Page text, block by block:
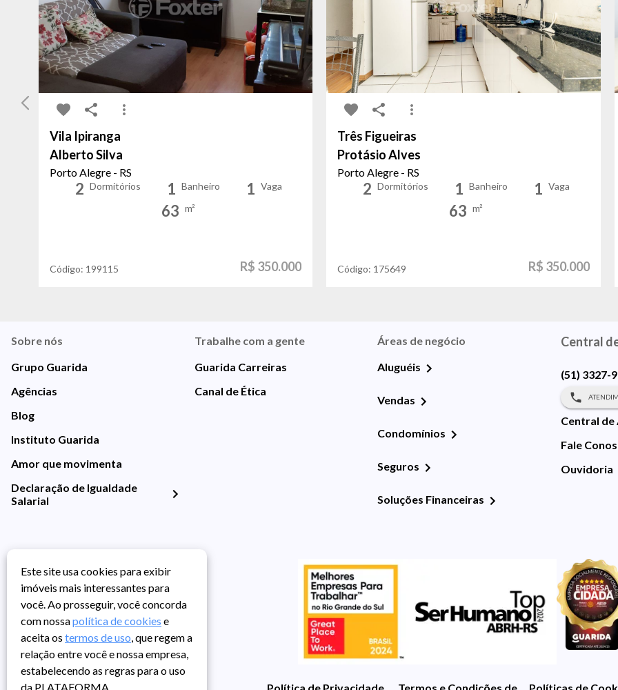
Vila Ipiranga
Alberto Silva
Porto Alegre - RS
2 Dormitórios 1 Banheiro 1 Vaga
63 m²
Código: 199115 R$ 350.000
Três Figueiras
Protásio Alves
Porto Alegre - RS
2 Dormitórios 1 Banheiro 1 Vaga
63 m²
Código: 175649 R$ 350.000
Sobre nós
Grupo Guarida
Agências
Blog
Instituto Guarida
Amor que movimenta
Declaração de Igualdade
Salarial
Trabalhe com a gente
Guarida Carreiras
Canal de Ética
Áreas de negócio
Aluguéis
Vendas
Condomínios
Seguros
Soluções Financeiras
Central
(51) 3327-
Central de
Fale
Ouvidoria
Política de Privacidade Termos e Condições de UsoPolíticas de
Este site usa cookies para exibir
imóveis mais interessantes para
você. Ao prosseguir, você concorda
com nossapolítica de cookies e
aceita os termos de uso, que regem a
relação entre você e nossa empresa,
estabelecendo as regras para o uso
da PLATAFORMA.